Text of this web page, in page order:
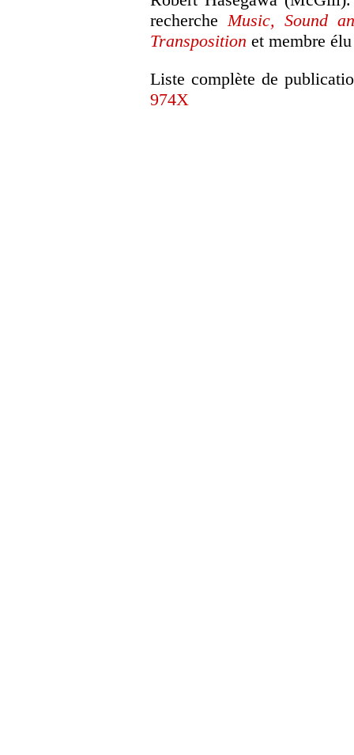
rechercheMusic, Sound
Transposition et membre
Liste complète de
974X